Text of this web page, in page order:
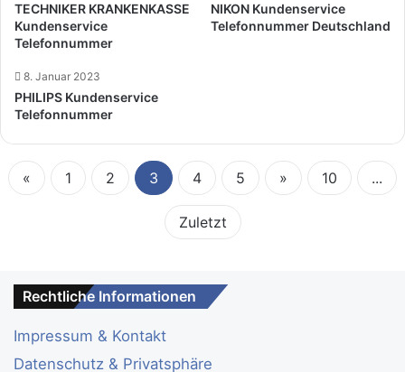
TECHNIKER KRANKENKASSE
Kundenservice
Telefonnummer
NIKON Kundenservice
Telefonnummer Deutschland
8. Januar 2023
PHILIPS Kundenservice
Telefonnummer
« 1 2 3 4 5 » 10 ...
Zuletzt
Rechtliche Informationen
Impressum & Kontakt
Datenschutz & Privatsphäre